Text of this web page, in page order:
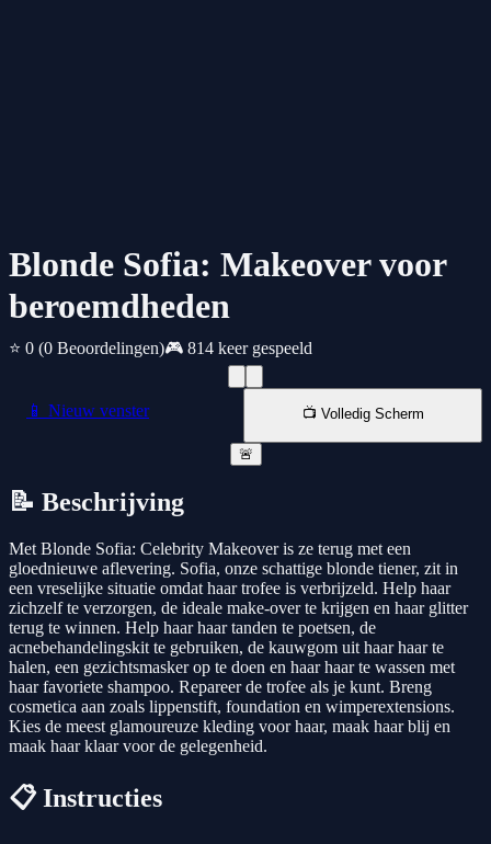
Blonde Sofia: Makeover voor
beroemdheden
⭐ 0 (0 Beoordelingen)🎮 814 keer gespeeld
📱 Nieuw venster 📺 Volledig Scherm
🚨
📝 Beschrijving
Met Blonde Sofia: Celebrity Makeover is ze terug met een
gloednieuwe aflevering. Sofia, onze schattige blonde tiener, zit in
een vreselijke situatie omdat haar trofee is verbrijzeld. Help haar
zichzelf te verzorgen, de ideale make-over te krijgen en haar glitter
terug te winnen. Help haar haar tanden te poetsen, de
acnebehandelingskit te gebruiken, de kauwgom uit haar haar te
halen, een gezichtsmasker op te doen en haar haar te wassen met
haar favoriete shampoo. Repareer de trofee als je kunt. Breng
cosmetica aan zoals lippenstift, foundation en wimperextensions.
Kies de meest glamoureuze kleding voor haar, maak haar blij en
maak haar klaar voor de gelegenheid.
📋 Instructies